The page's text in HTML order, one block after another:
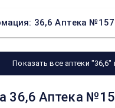
36,6 Аптека
Показать все аптеки
36,6 Аптека